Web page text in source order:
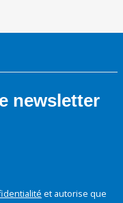
newsletter
et autorise que